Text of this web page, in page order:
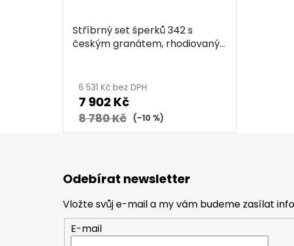
Stříbrný set šperků 342 s
českým granátem, rhodiovaný
6 531 Kč bez DPH
7 902 Kč
8 780 Kč (–10 %)
Odebírat newsletter
Vložte svůj e-mail a my vám budeme zasílat
E-mail